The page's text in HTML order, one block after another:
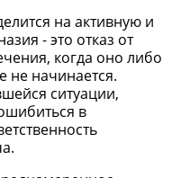
на активную и
- это отказ от
когда оно либо
не начинается.
ситуации,
в